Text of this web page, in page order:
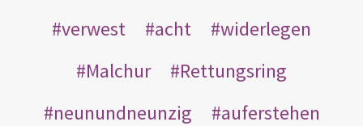
verwest
acht
widerlegen
Malchur
Rettungsring
neunundneunzig
auferstehen